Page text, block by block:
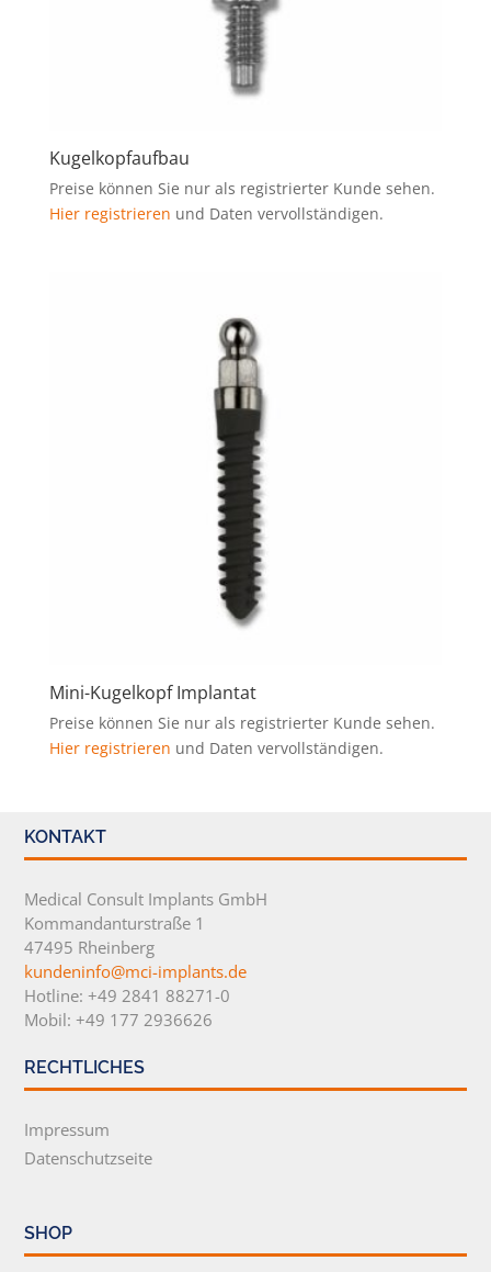
Kugelkopfaufbau
Preise können Sie nur als registrierter Kunde sehen.
Hier registrieren und Daten vervollständigen.
Mini-Kugelkopf Implantat
Preise können Sie nur als registrierter Kunde sehen.
Hier registrieren und Daten vervollständigen.
KONTAKT
Medical Consult Implants GmbH
Kommandanturstraße 1
47495 Rheinberg
kundeninfo@mci-implants.de
Hotline: +49 2841 88271-0
Mobil: +49 177 2936626
RECHTLICHES
Impressum
Datenschutzseite
SHOP